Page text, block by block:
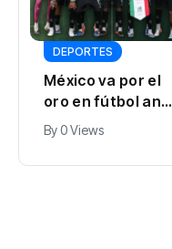
DEPORTES
México va por el
oro en fútbol ante
Venezuela en
Santo Domingo
2026
By0 Views